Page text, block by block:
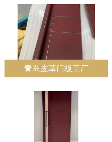
青岛皮革门板工厂